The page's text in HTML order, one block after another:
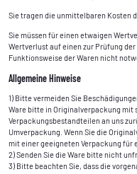
Sie tragen die unmittelbaren Kosten
Sie müssen für einen etwaigen
Wertverlust auf einen zur Prüfung
Funktionsweise der Waren nicht
Allgemeine Hinweise
1) Bitte vermeiden Sie
Ware bitte in Originalverpackung mit
Verpackungsbestandteilen an uns
Umverpackung. Wenn Sie die
mit einer geeigneten Verpackung für
2) Senden Sie die Ware bitte nicht
3) Bitte beachten Sie, dass die